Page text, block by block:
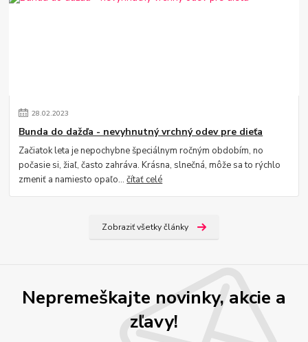
28.02.2023
Bunda do dažďa - nevyhnutný vrchný odev pre dieťa
Začiatok leta je nepochybne špeciálnym ročným obdobím, no
počasie si, žiaľ, často zahráva. Krásna, slnečná, môže sa to rýchlo
zmeniť a namiesto opaľo...čítať celé
Zobraziť všetky články
Nepremeškajte novinky, akcie a
zľavy!